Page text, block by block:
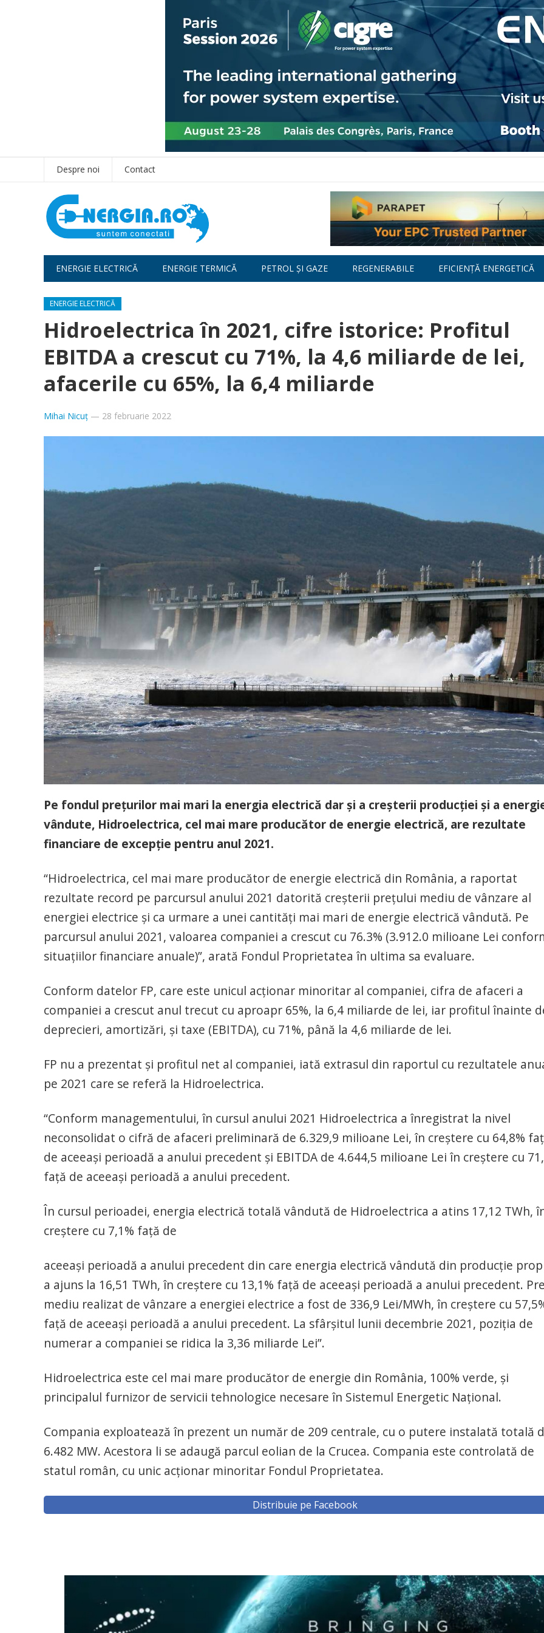
Despre noi Contact
ENERGIE ELECTRICĂ ENERGIE TERMICĂ PETROL ȘI GAZE REGENERABILE EFICIENȚĂ ENERGETICĂ
ENERGIE ELECTRICĂ
Hidroelectrica în 2021, cifre istorice: Profitul
EBITDA a crescut cu 71%, la 4,6 miliarde de lei,
afacerile cu 65%, la 6,4 miliarde
Mihai Nicuț — 28 februarie 2022
Pe fondul prețurilor mai mari la energia electrică dar și a creșterii producției și a
vândute, Hidroelectrica, cel mai mare producător de energie electrică, are rezultate
financiare de excepție pentru anul 2021.
“Hidroelectrica, cel mai mare producător de energie electrică din România, a raportat
rezultate record pe parcursul anului 2021 datorită creșterii prețului mediu de vânzare al
energiei electrice și ca urmare a unei cantități mai mari de energie electrică vândută. Pe
parcursul anului 2021, valoarea companiei a crescut cu 76.3% (3.912.0 milioane Lei
situațiilor financiare anuale)”, arată Fondul Proprietatea în ultima sa evaluare.
Conform datelor FP, care este unicul acționar minoritar al companiei, cifra de afaceri a
companiei a crescut anul trecut cu aproapr 65%, la 6,4 miliarde de lei, iar profitul înainte
deprecieri, amortizări, și taxe (EBITDA), cu 71%, până la 4,6 miliarde de lei.
FP nu a prezentat și profitul net al companiei, iată extrasul din raportul cu rezultatele
pe 2021 care se referă la Hidroelectrica.
“Conform managementului, în cursul anului 2021 Hidroelectrica a înregistrat la nivel
neconsolidat o cifră de afaceri preliminară de 6.329,9 milioane Lei, în creștere cu 64,8%
de aceeași perioadă a anului precedent și EBITDA de 4.644,5 milioane Lei în creștere cu
față de aceeași perioadă a anului precedent.
În cursul perioadei, energia electrică totală vândută de Hidroelectrica a atins 17,12 TWh,
creștere cu 7,1% față de
aceeași perioadă a anului precedent din care energia electrică vândută din producție
a ajuns la 16,51 TWh, în creștere cu 13,1% față de aceeași perioadă a anului precedent.
mediu realizat de vânzare a energiei electrice a fost de 336,9 Lei/MWh, în creștere cu
față de aceeași perioadă a anului precedent. La sfârșitul lunii decembrie 2021, poziția de
numerar a companiei se ridica la 3,36 miliarde Lei”.
Hidroelectrica este cel mai mare producător de energie din România, 100% verde, și
principalul furnizor de servicii tehnologice necesare în Sistemul Energetic Național.
Compania exploatează în prezent un număr de 209 centrale, cu o putere instalată totală
6.482 MW. Acestora li se adaugă parcul eolian de la Crucea. Compania este controlată de
statul român, cu unic acționar minoritar Fondul Proprietatea.
Distribuie pe Facebook